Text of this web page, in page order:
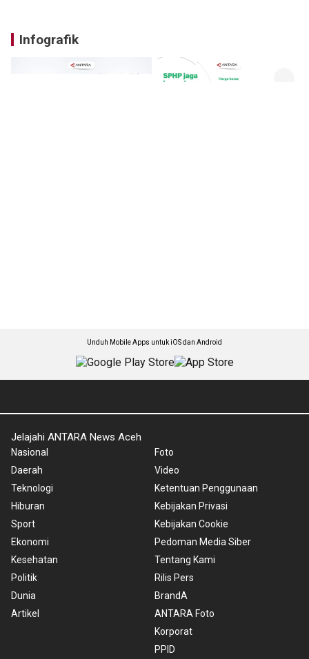
Infografik
Unduh Mobile Apps untuk iOS dan Android
Jelajahi ANTARA News Aceh
Nasional
Daerah
Teknologi
Hiburan
Sport
Ekonomi
Kesehatan
Politik
Dunia
Artikel
Foto
Video
Ketentuan Penggunaan
Kebijakan Privasi
Kebijakan Cookie
Pedoman Media Siber
Tentang Kami
Rilis Pers
BrandA
ANTARA Foto
Korporat
PPID